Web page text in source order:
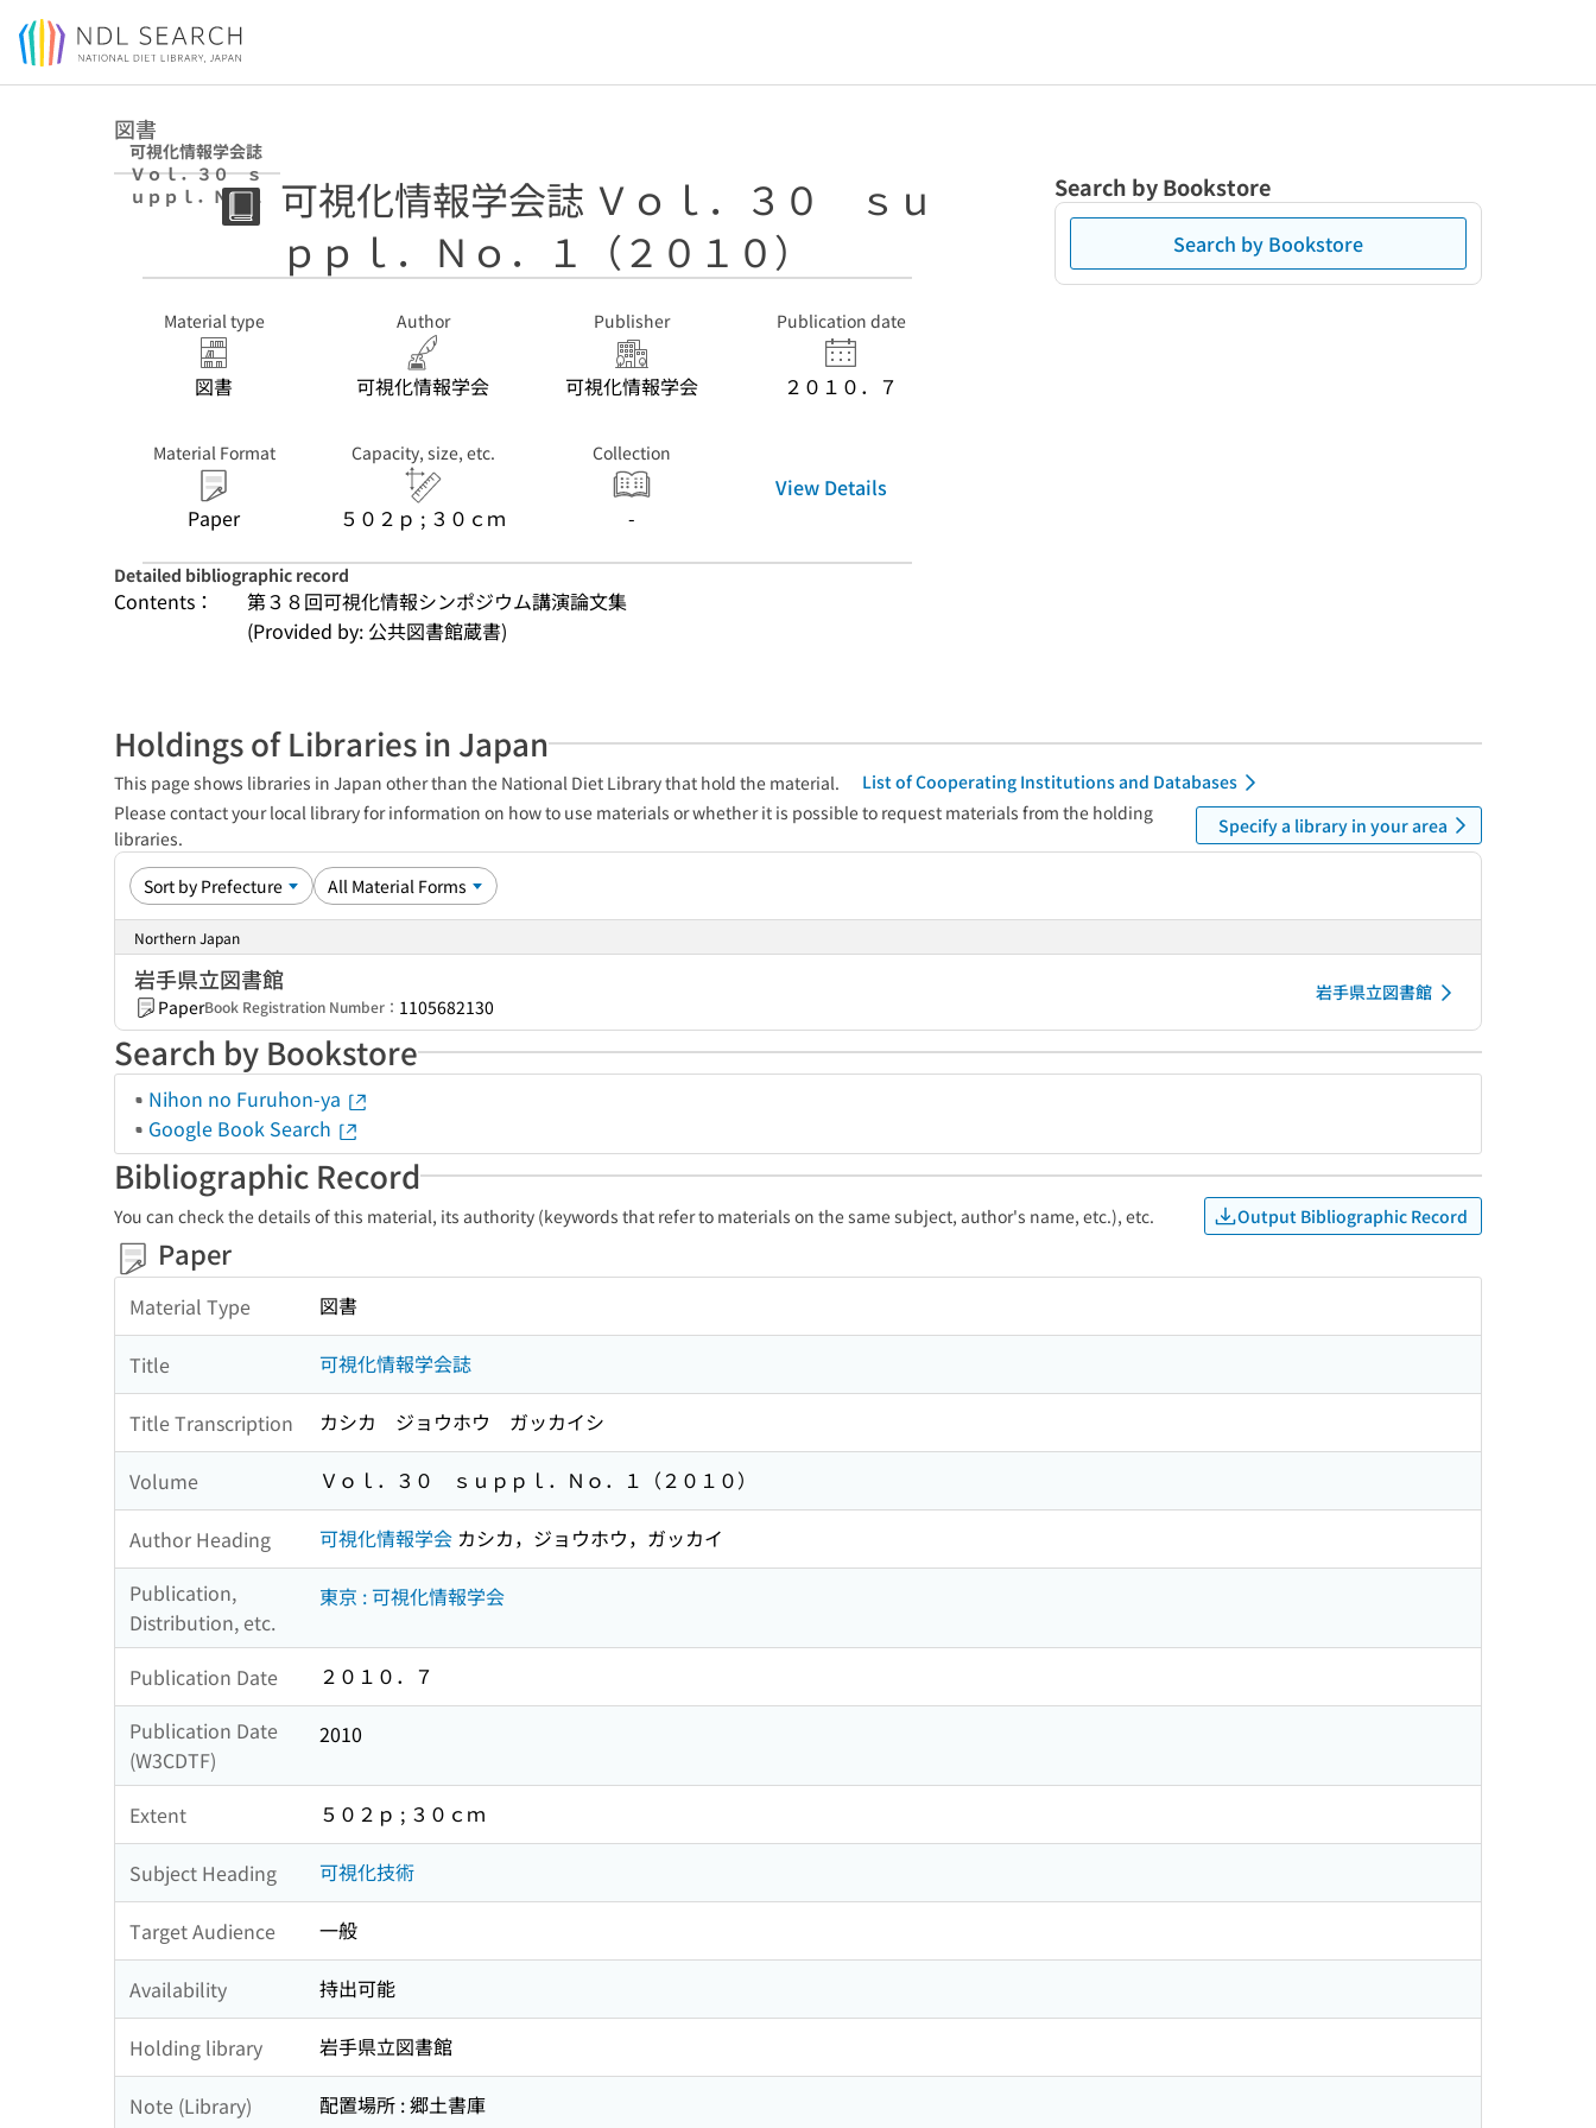
Jump to main content
図書
可視化情報学会誌
Ｖｏｌ．３０ ｓ
ｕｐｐｌ．Ｎｏ．
１（２０１０）
可視化情報学会誌 Ｖｏｌ．３０ ｓｕ
ｐｐｌ．Ｎｏ．１（２０１０）
Material type
図書
Author
可視化情報学会
Publisher
可視化情報学会
Publication date
２０１０．７
Material Format
Paper
Capacity, size, etc.
５０２ｐ ; ３０ｃｍ
Collection
-
View Details
Detailed bibliographic record
Contents：
第３８回可視化情報シンポジウム講演論文集
(Provided by: 公共図書館蔵書)
Search by Bookstore
Search by Bookstore
Holdings of Libraries in Japan
This page shows libraries in Japan other than the National Diet Library that hold the material.
List of Cooperating Institutions and Databases
Please contact your local library for information on how to use materials or whether it is possible to request materials from the holding
libraries.
Specify a library in your area
Northern Japan
岩手県立図書館
PaperBook Registration Number： 1105682130
岩手県立図書館
Search by Bookstore
Nihon no Furuhon-ya
Google Book Search
Bibliographic Record
You can check the details of this material, its authority (keywords that refer to materials on the same subject, author's name, etc.), etc. Output Bibliographic Record
Paper
Material Type 図書
Title 可視化情報学会誌
Title Transcription カシカ ジョウホウ ガッカイシ
Volume Ｖｏｌ．３０ ｓｕｐｐｌ．Ｎｏ．１（２０１０）
Author Heading 可視化情報学会 カシカ，ジョウホウ，ガッカイ
Publication,
Distribution, etc.
東京 : 可視化情報学会
Publication Date
２０１０．７
Publication Date
(W3CDTF)
2010
Extent ５０２ｐ ; ３０ｃｍ
Subject Heading 可視化技術
Target Audience 一般
Availability 持出可能
Holding library 岩手県立図書館
Note (Library)
配置場所 : 郷土書庫